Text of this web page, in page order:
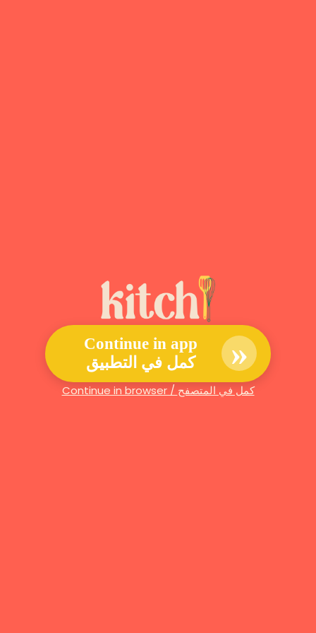
Continue in app
كمل في التطبيق
»
Continue in browser / كمل في المتصفح